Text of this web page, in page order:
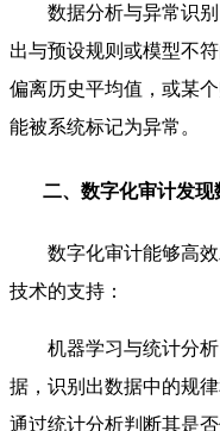
数据分析与异常识
出与预设规则或模型不
偏离历史平均值，或某
能被系统标记为异常。
二、数字化审计发
数字化审计能够高
技术的支持：
机器学习与统计分
据，识别出数据中的规
通过统计分析判断其是否